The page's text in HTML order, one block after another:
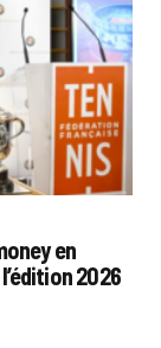
en
2026